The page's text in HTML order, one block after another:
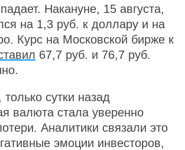
Накануне, 15 августа,
на 1,3 руб. к доллару и на
Курс на Московской бирже к
67,7 руб. и 76,7 руб.
сутки назад
валюта стала уверенно
Аналитики связали это
эмоции инвесторов,